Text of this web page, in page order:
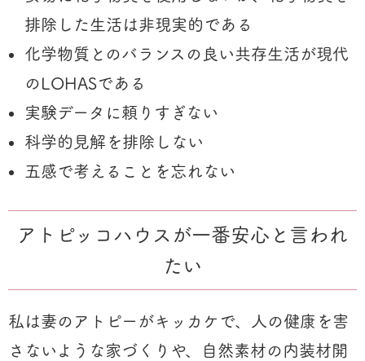
排除した生活は非現実的である
化学物質とのバランスの良い共存生活が現代
のLOHASである
実験データに頼りすぎない
科学的見解を排除しない
五感で考えることを忘れない
アトピッコハウスが一番安心と言われ
たい
私は妻のアトピーがキッカケで、人の健康を害
さないような家づくりや、自然素材の内装材開